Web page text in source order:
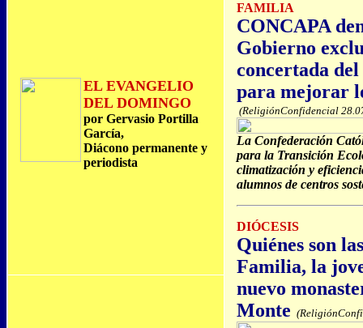
FAMILIA
CONCAPA
Gobierno
concertada
para mejorar
(ReligiónConfidencial
La Confederación
para la Transición
climatización y
alumnos de centros
DIÓCESIS
Quiénes son
Familia, la
nuevo
Monte
EL EVANGELIO
DEL DOMINGO
por Gervasio Portilla
García,
Diácono permanente y
periodista